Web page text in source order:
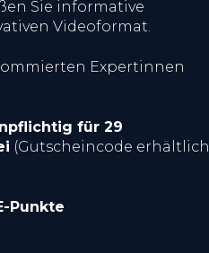
Sie informative
Videoformat.
Expertinnen
für 29
(Gutscheincode erhältlich
Punkte